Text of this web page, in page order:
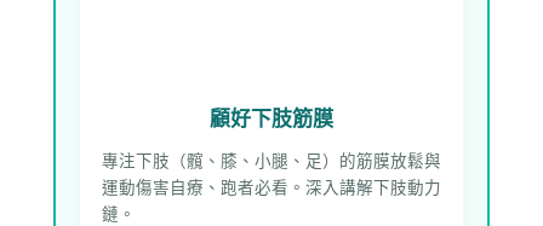
顧好下肢筋膜
專注下肢（髖、膝、小腿、足）的筋膜放鬆與
運動傷害自療、跑者必看。深入講解下肢動力
鏈。